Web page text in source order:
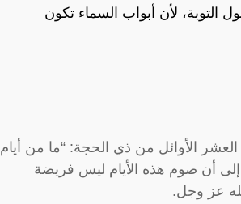
التوبة، لأن أبواب السماء تكون
الأوائل من ذي الحجة: “ما من أيام
إلى أن صوم هذه الأيام ليس فريضة
عز وجل.